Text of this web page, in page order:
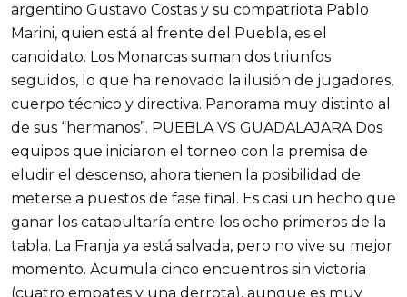
argentino Gustavo Costas y su compatriota Pablo
Marini, quien está al frente del Puebla, es el
candidato. Los Monarcas suman dos triunfos
seguidos, lo que ha renovado la ilusión de jugadores,
cuerpo técnico y directiva. Panorama muy distinto al
de sus “hermanos”. PUEBLA VS GUADALAJARA Dos
equipos que iniciaron el torneo con la premisa de
eludir el descenso, ahora tienen la posibilidad de
meterse a puestos de fase final. Es casi un hecho que
ganar los catapultaría entre los ocho primeros de la
tabla. La Franja ya está salvada, pero no vive su mejor
momento. Acumula cinco encuentros sin victoria
(cuatro empates y una derrota), aunque es muy